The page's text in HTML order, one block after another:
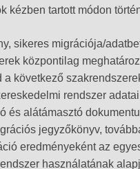
kézben tartott módon
sikeres migrációja/
központilag
következő
rendszer
alátámasztó
jegyzőkönyv,
eredményeként az
használatának